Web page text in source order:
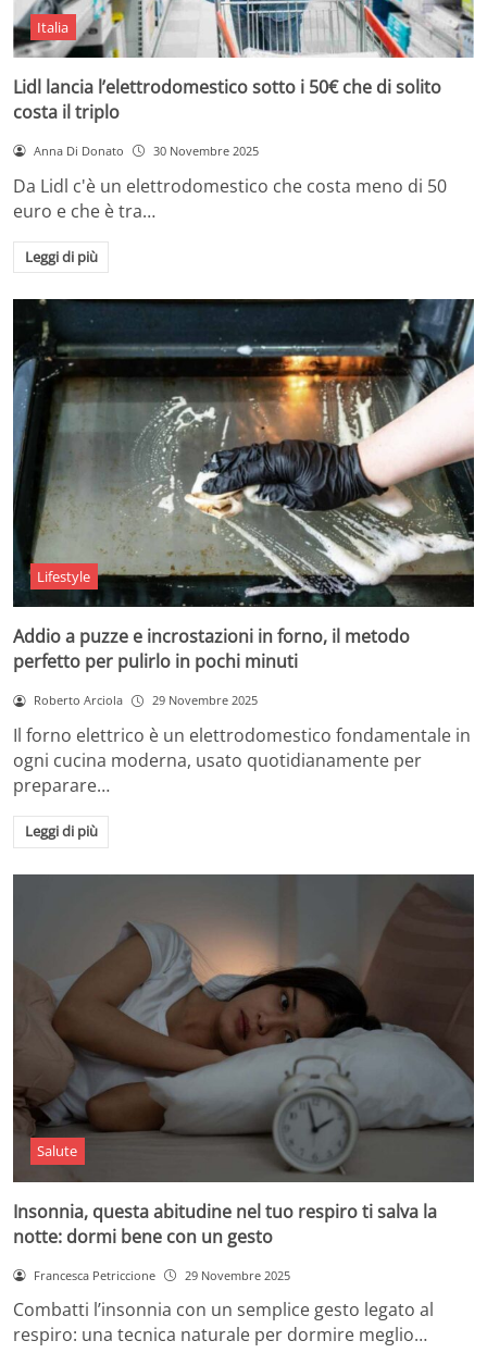
Italia
Lidl lancia l’elettrodomestico sotto i 50€ che di solito
costa il triplo
Anna Di Donato 30 Novembre 2025
Da Lidl c'è un elettrodomestico che costa meno di 50
euro e che è tra…
Leggi di più
Lifestyle
Addio a puzze e incrostazioni in forno, il metodo
perfetto per pulirlo in pochi minuti
Roberto Arciola 29 Novembre 2025
Il forno elettrico è un elettrodomestico fondamentale in
ogni cucina moderna, usato quotidianamente per
preparare…
Leggi di più
Salute
Insonnia, questa abitudine nel tuo respiro ti salva la
notte: dormi bene con un gesto
Francesca Petriccione 29 Novembre 2025
Combatti l’insonnia con un semplice gesto legato al
respiro: una tecnica naturale per dormire meglio…